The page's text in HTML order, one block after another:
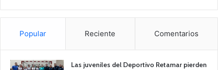
Popular Reciente Comentarios
Las juveniles del Deportivo Retamar pierden